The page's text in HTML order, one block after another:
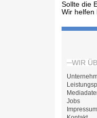
Sollte die
Wir helfen
WIR
Jobs
Impressum